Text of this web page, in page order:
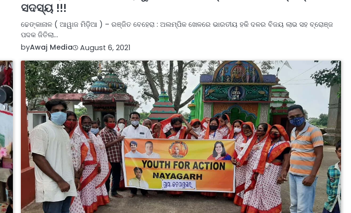
ସଦସ୍ୟ !!!
ଢେଙ୍କାନାଳ ( ଆୱାଜ ମିଡ଼ିଆ ) – ରଞ୍ଜିତ ବେହେରା : ଅଲମ୍ପିକ ଖେଳରେ ଭାରତୀୟ ହକି ଦଳର ବିଜୟ ଲାଭ ସହ ବ୍ରୋଞ୍ଜ
ପଦକ ଜିତିଲା…
byAwaj Media August 6, 2021